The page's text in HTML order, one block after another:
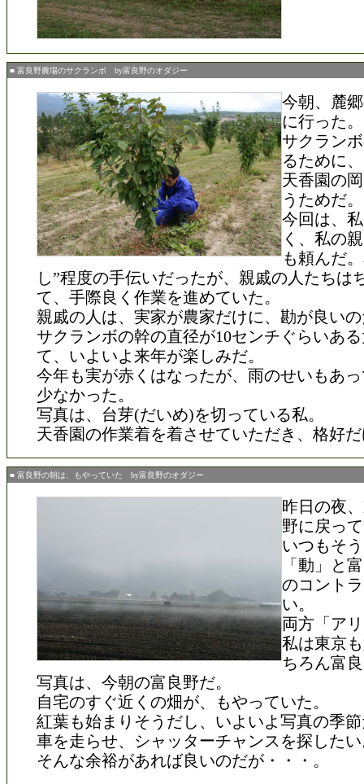
■ 富良野農場のサクランボ by富良野のオダジー
今朝、麓
に行った。
サクラン
るために
天香園の
うためだ。
今回は、
く、私の
も頼んだ
し”程度の手伝いだったが、親戚の人たちは
て、手際良く作業を進めていた。
親戚の人は、実家が農家だけに、勘が良い
サクランボの幹の直径が10センチぐらいあ
て、いよいよ来年が楽しみだ。
今年も実が赤くはなったが、雨のせいもあ
少なかった。
写真は、台芽(だいめ)を切っている私。
天香園の作業着を着させていただき、格好
■ 富良野の朝は、もやっていた by富良野のオダジー
昨日の夜
野に戻っ
いつもそ
「動」と
のコント
い。
両方「ア
私は東京
ちろん富
写真は、今朝の富良野だ。
自宅のすぐ近くの畑が、もやっていた。
紅葉も始まりそうだし、いよいよ写真の季
車を走らせ、シャッターチャンスを探した
そんな余裕があれば良いのだが・・・。